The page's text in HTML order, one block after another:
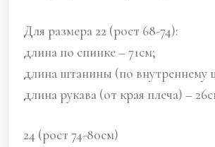
Для размера 22 (рост 68-74):
длина по спинке – 71см;
длина штанины (по внутреннему
длина рукава (от края плеча) –
24 (рост 74-80см)